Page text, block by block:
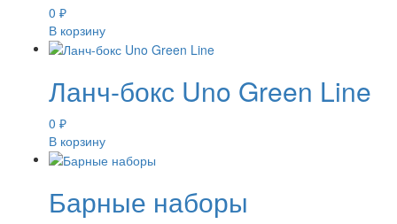
0 ₽
В корзину
Ланч-бокс Uno Green Line
0 ₽
В корзину
Барные наборы